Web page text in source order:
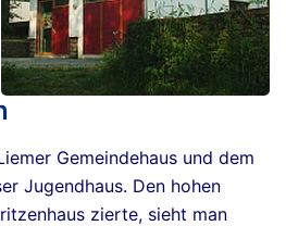
Gemeindehaus und dem
Jugendhaus. Den hohen
zierte, sieht man